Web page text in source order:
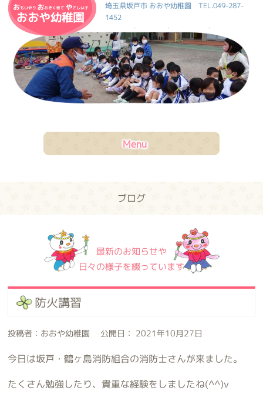
おおや幼稚園
埼玉県坂戸市 おおや幼稚園TEL.049-287-
1452
HOME| ブログ| お問合せ|
交通案内| サイトマップ
Menu
ブログ
最新のお知らせや
日々の様子を綴っています
防火講習
投稿者：おおや幼稚園 公開日： 2021年10月27日
今日は坂戸・鶴ヶ島消防組合の消防士さんが来ました。
たくさん勉強したり、貴重な経験をしましたね(^^)v